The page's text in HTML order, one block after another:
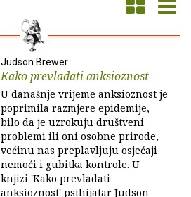
Judson Brewer
Kako prevladati anksioznost
U današnje vrijeme anksioznost je
poprimila razmjere epidemije,
bilo da je uzrokuju društveni
problemi ili oni osobne prirode,
većinu nas preplavljuju osjećaji
nemoći i gubitka kontrole. U
knjizi 'Kako prevladati
anksioznost' psihijatar Judson